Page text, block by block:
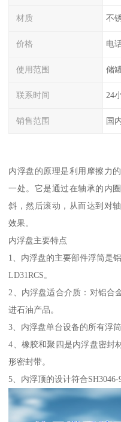
材质 不
价格 电
使用范围 储
联系时间 24
销售范围 国
内浮盘的原理是利用摩擦力
一处。它是通过在轴承的内
斜，然后滚动，从而达到对
效果。
内浮盘主要特点
1、内浮盘的主要部件浮筒是
LD31RCS。
2、内浮盘适合介质：对铝合
进石油产品。
3、内浮盘单台设备的所有浮
4、橡胶和聚四是内浮盘密封
形密封带。
5、内浮顶的设计符合SH3046-